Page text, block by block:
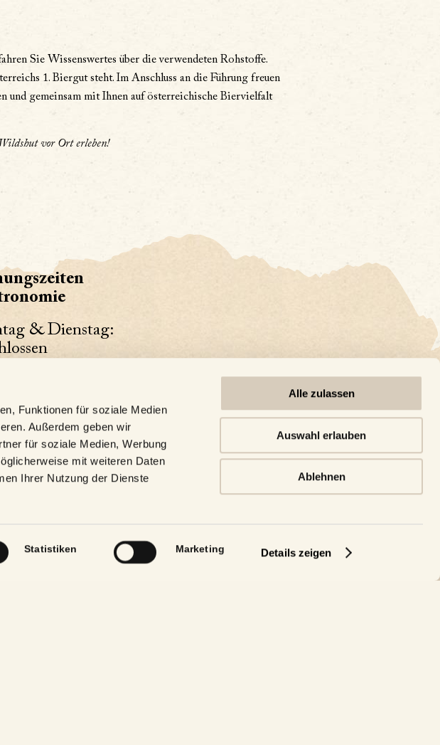
Funktionen für soziale Medien
Außerdem geben wir
für soziale Medien, Werbung
mit weiteren Daten
Ihrer Nutzung der Dienste
Statistiken Marketing Details zeigen
Alle zulassen
Auswahl erlauben
Ablehnen
Sie Wissenswertes über die verwendeten Rohstoffe.
1. Biergut steht. Im Anschluss an die Führung freuen
und gemeinsam mit Ihnen auf österreichische Biervielfalt
vor Ort erleben!
& Dienstag:
(April – Dezember)
– 16:00 Uhr *
warme Küche
Bestellung 20:30 Uhr)
– 1. Sonntag im
ab 10 Uhr)